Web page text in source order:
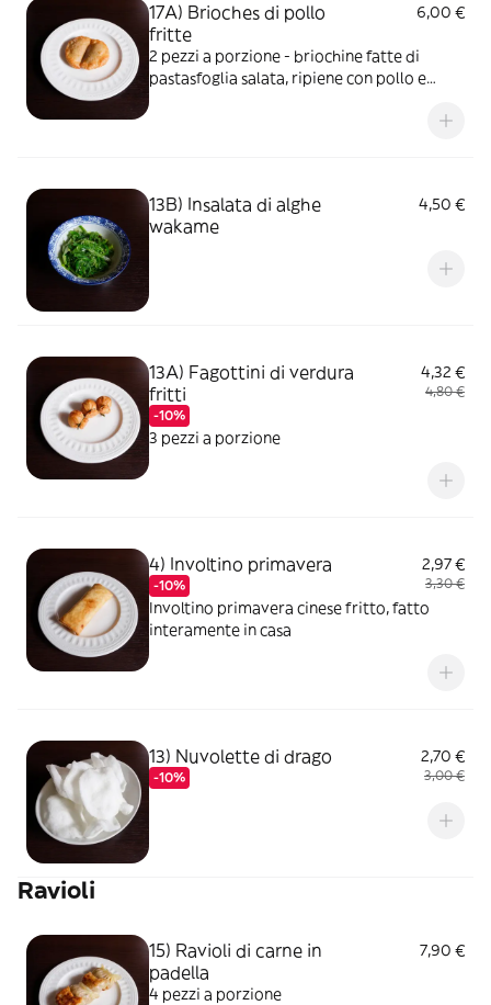
17A) Brioches di pollo
fritte
6,00 €
2 pezzi a porzione - briochine fatte di
pastasfoglia salata, ripiene con pollo e
13B) Insalata di alghe
wakame
4,50 €
13A) Fagottini di verdura
fritti
-10%
4,32 €
4,80 €
3 pezzi a porzione
4) Involtino primavera
-10%
2,97 €
3,30 €
Involtino primavera cinese fritto, fatto
interamente in casa
13) Nuvolette di drago
-10%
2,70 €
3,00 €
Ravioli
15) Ravioli di carne in
padella
7,90 €
4 pezzi a porzione